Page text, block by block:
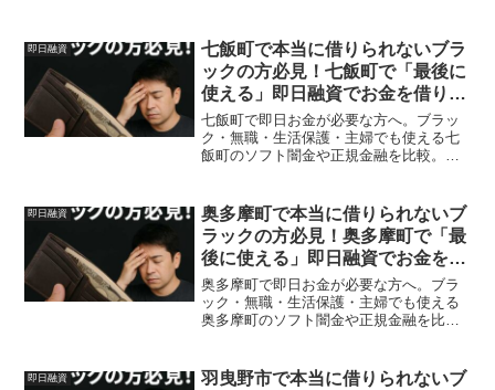
即日融資
七飯町で本当に借りられないブラ
ックの方必見！七飯町で「最後に
使える」即日融資でお金を借りる
方法を紹介！
七飯町で即日お金が必要な方へ。ブラッ
ク・無職・生活保護・主婦でも使える七
飯町のソフト闇金や正規金融を比較。安
即日融資
奥多摩町で本当に借りられないブ
ラックの方必見！奥多摩町で「最
後に使える」即日融資でお金を借
りる方法を紹介！
奥多摩町で即日お金が必要な方へ。ブラ
ック・無職・生活保護・主婦でも使える
奥多摩町のソフト闇金や正規金融を比
即日融資
羽曳野市で本当に借りられないブ